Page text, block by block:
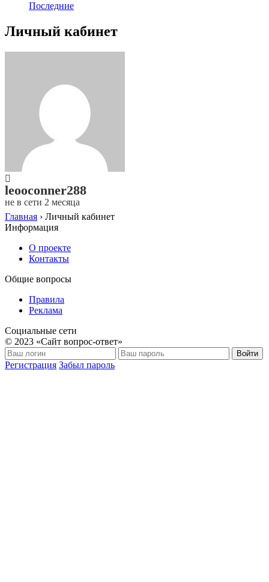
Последние
Личный кабинет
leooconner288
не в сети 2 месяца
Главная › Личный кабинет
Информация
О проекте
Контакты
Общие вопросы
Правила
Реклама
Социальные сети
© 2023 «Сайт вопрос-ответ»
Войти
Регистрация Забыл пароль